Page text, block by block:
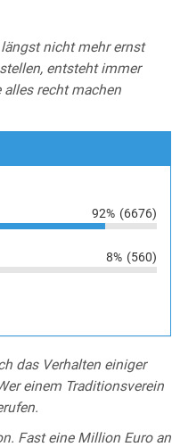
nicht mehr ernst
entsteht immer
recht machen
92% (6676)
8% (560)
das Verhalten einiger
einem Traditionsverein
Fast eine Million Euro an